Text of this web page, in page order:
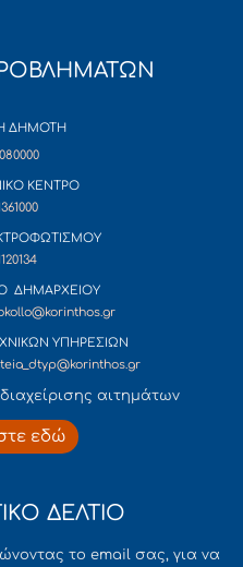
ΔΗΜΟΤΗ
ΚΕΝΤΡΟ
ΔΗΜΑΡΧΕΙΟΥ
ΥΠΗΡΕΣΙΩΝ
αιτημάτων
εδώ
ΔΕΛΤΙΟ
το email σας, για να